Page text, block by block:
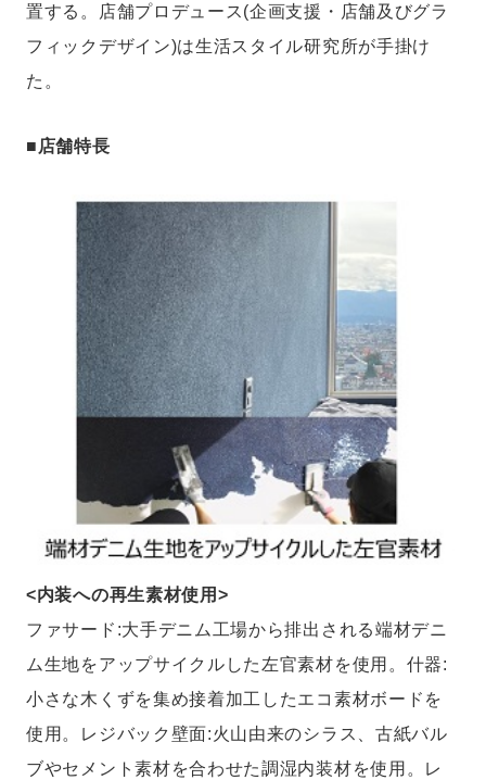
置する。店舗プロデュース(企画支援・店舗及びグラ
フィックデザイン)は生活スタイル研究所が手掛け
た。
■店舗特長
<内装への再生素材使用>
ファサード:大手デニム工場から排出される端材デニ
ム生地をアップサイクルした左官素材を使用。什器:
小さな木くずを集め接着加工したエコ素材ボードを
使用。レジバック壁面:火山由来のシラス、古紙バル
ブやセメント素材を合わせた調湿内装材を使用。レ